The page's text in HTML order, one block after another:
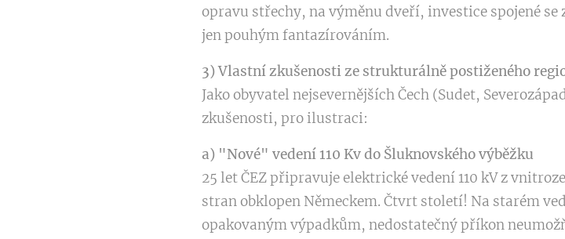
opravu střechy, na výměnu dveří, investice spojené
jen pouhým fantazírováním.
3) Vlastní zkušenosti ze strukturálně postiženého
Jako obyvatel nejsevernějších Čech (Sudet,
zkušenosti, pro ilustraci:
a) "Nové" vedení 110 Kv do Šluknovského výběžku
25 let ČEZ připravuje elektrické vedení 110 kV z
stran obklopen Německem. Čtvrt století! Na starém
opakovaným výpadkům, nedostatečný příkon